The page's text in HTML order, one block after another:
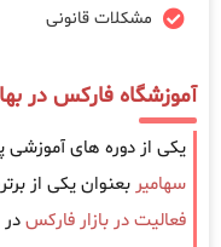
مشکلات قانونی
آموزشگاه فارکس در
یکی از دوره های آموزشی
سهامیر بعنوان یکی از
فعالیت در بازار فارکس